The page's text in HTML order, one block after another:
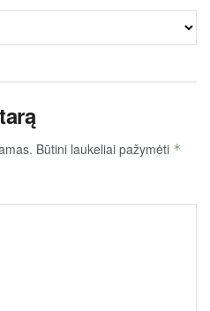
Būtini laukeliai pažymėti *